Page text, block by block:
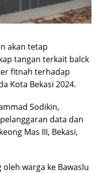
akan tetap
tangan terkait balck
fitnah terhadap
Kota Bekasi 2024.
Sodikin,
data dan
Mas III, Bekasi,
warga ke Bawaslu